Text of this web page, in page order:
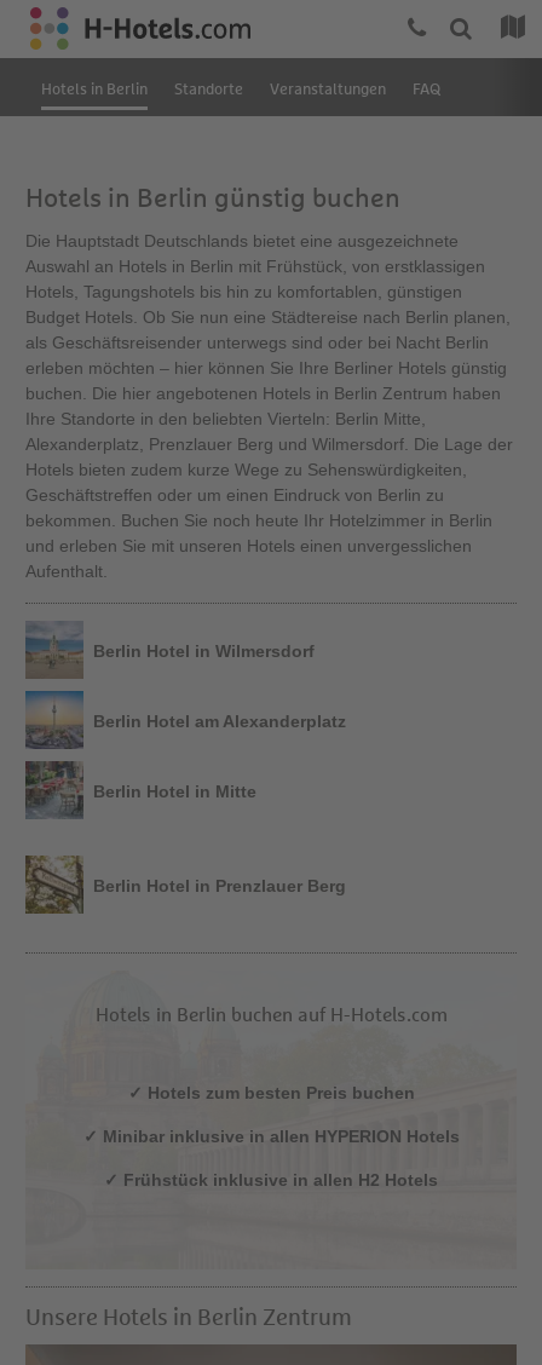
Hotels in Berlin Standorte Veranstaltungen FAQ
Hotels in Berlin günstig buchen
Die Hauptstadt Deutschlands bietet eine ausgezeichnete
Auswahl an Hotels in Berlin mit Frühstück, von erstklassigen
Hotels, Tagungshotels bis hin zu komfortablen, günstigen
Budget Hotels. Ob Sie nun eine Städtereise nach Berlin planen,
als Geschäftsreisender unterwegs sind oder bei Nacht Berlin
erleben möchten – hier können Sie Ihre Berliner Hotels günstig
buchen. Die hier angebotenen Hotels in Berlin Zentrum haben
Ihre Standorte in den beliebten Vierteln: Berlin Mitte,
Alexanderplatz, Prenzlauer Berg und Wilmersdorf. Die Lage der
Hotels bieten zudem kurze Wege zu Sehenswürdigkeiten,
Geschäftstreffen oder um einen Eindruck von Berlin zu
bekommen. Buchen Sie noch heute Ihr Hotelzimmer in Berlin
und erleben Sie mit unseren Hotels einen unvergesslichen
Aufenthalt.
Berlin Hotel in Wilmersdorf
Berlin Hotel am Alexanderplatz
Berlin Hotel in Mitte
Berlin Hotel in Prenzlauer Berg
Hotels in Berlin buchen auf H-Hotels.com
✓ Hotels zum besten Preis buchen
✓ Minibar inklusive in allen HYPERION Hotels
✓ Frühstück inklusive in allen H2 Hotels
Unsere Hotels in Berlin Zentrum